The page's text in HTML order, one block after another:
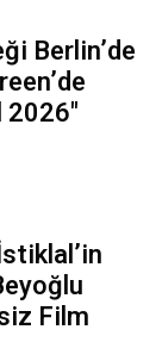
Berlin’de
2026"
Film